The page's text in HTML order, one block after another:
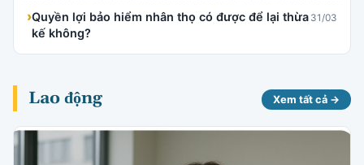
›Quyền lợi bảo hiểm nhân thọ có được để lại thừa
kế không?
31/03
Lao động Xem tất cả →